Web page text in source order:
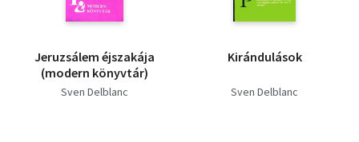
Jeruzsálem éjszakája
(modern könyvtár)
Sven Delblanc
Kirándulások
Sven Delblanc